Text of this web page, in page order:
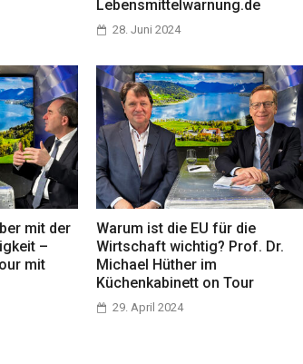
Lebensmittelwarnung.de
28. Juni 2024
mit der
–
mit
Warum ist die EU für die
Wirtschaft wichtig? Prof. Dr.
Michael Hüther im
Küchenkabinett on Tour
29. April 2024